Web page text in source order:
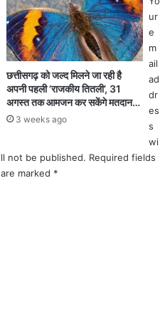
.
छत्तीसगढ़ को जल्द मिलने जा रही है
अपनी पहली ‘राजकीय तितली’, 31
अगस्त तक आमजन कर सकेंगे मतदान…
3 weeks ago
ur
e
m
ail
ad
dr
es
s
wi
ll not be published. Required fields
are marked *